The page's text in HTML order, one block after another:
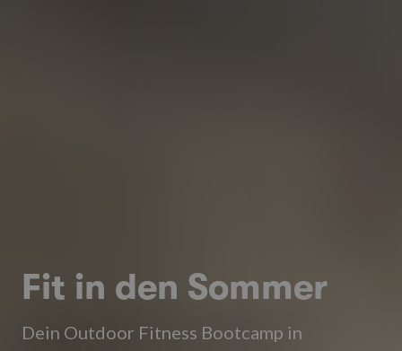
Fit in den Sommer
Dein Outdoor Fitness Bootcamp in